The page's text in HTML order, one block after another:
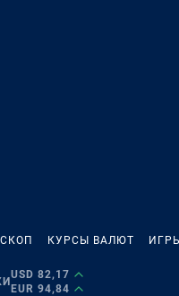
КУРСЫ ВАЛЮТ
USD 82,17
EUR 94,84